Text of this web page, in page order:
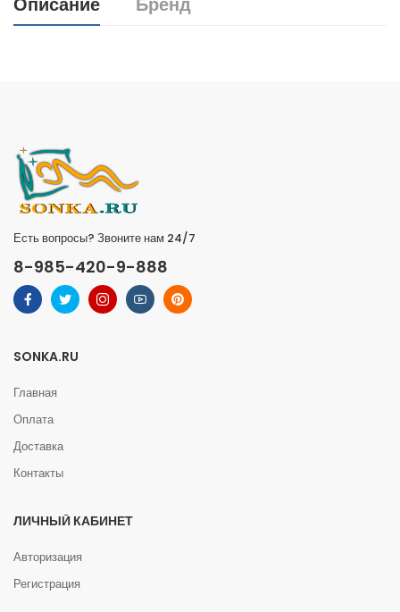
Есть вопросы? Звоните нам 24/7
8-985-420-9-888
SONKA.RU
Главная
Оплата
Доставка
Контакты
ЛИЧНЫЙ КАБИНЕТ
Авторизация
Регистрация